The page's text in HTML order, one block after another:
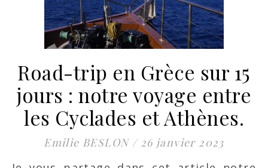
Road-trip en Grèce sur 15
jours : notre voyage entre
les Cyclades et Athènes.
Emilie BESLON / 26 janvier 2023